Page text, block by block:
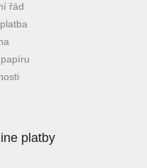
řád
platby